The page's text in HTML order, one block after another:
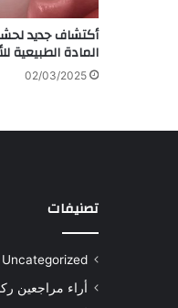
أكتشاف جديد
المادة الطبيعية
02/03/2025
تصنيفات
Uncategorized
أراء مراجعين